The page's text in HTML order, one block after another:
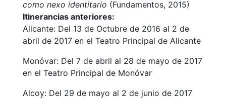
como nexo identitario (Fundamentos, 2015)
Itinerancias anteriores:
Alicante: Del 13 de Octubre de 2016 al 2 de
abril de 2017 en el Teatro Principal de Alicante
Monóvar: Del 7 de abril al 28 de mayo de 2017
en el Teatro Principal de Monóvar
Alcoy: Del 29 de mayo al 2 de junio de 2017